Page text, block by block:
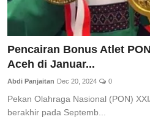
Pencairan Bonus Atlet
Aceh di Januar...
Abdi Panjaitan Dec 20, 2024 0
Pekan Olahraga Nasional (PON)
berakhir pada Septemb...